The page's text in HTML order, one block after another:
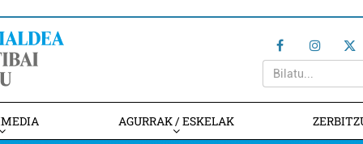
AGURRAK / ESKELAK